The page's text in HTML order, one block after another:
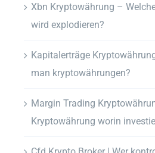
Xbn Kryptowährung –
wird explodieren?
Kapitalerträge
man kryptowährungen?
Margin Trading
Kryptowährung worin